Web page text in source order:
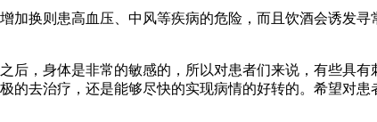
加换则患高血压、中风等疾病的危险，而且饮酒会诱发
后，身体是非常的敏感的，所以对患者们来说，有些具
去治疗，还是能够尽快的实现病情的好转的。希望对患